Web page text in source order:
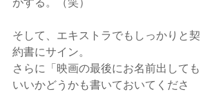
そして、エキストラでもしっかりと契
約書にサイン。
さらに「映画の最後にお名前出しても
いいかどうかも書いておいてくださ